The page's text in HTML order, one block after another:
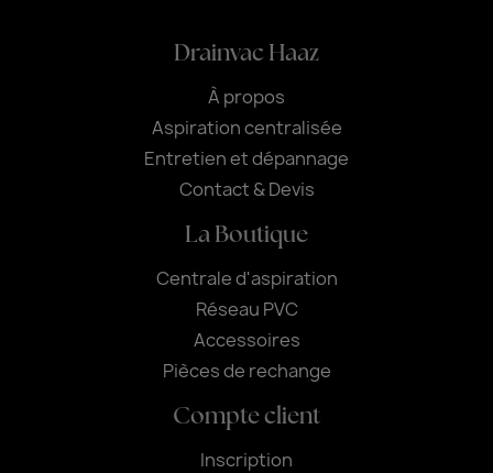
Drainvac Haaz
À propos
Aspiration centralisée
Entretien et dépannage
Contact & Devis
La Boutique
Centrale d'aspiration
Réseau PVC
Accessoires
Pièces de rechange
Compte client
Inscription